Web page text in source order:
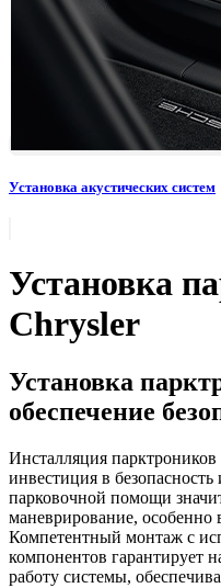
Установка акустических систем
Установка
Chrysler
Установка
обеспечение
Инсталляция
инвестиция в
парковочной помощи
маневрирование, особенно
Компетентный монтаж с
компонентов гарантирует
работу системы,